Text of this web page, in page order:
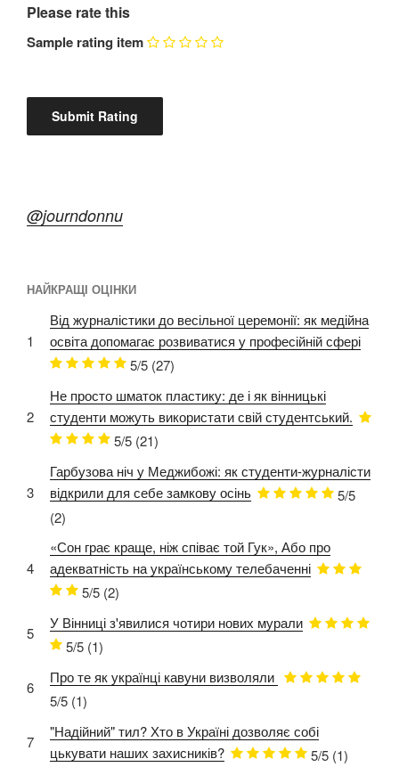
Please rate this
Sample rating item
@journdonnu
НАЙКРАЩІ ОЦІНКИ
1
Від журналістики до весільної церемонії: як медійна
освіта допомагає розвиватися у професійній сфері
5/5 (27)
2
Не просто шматок пластику: де і як вінницькі
студенти можуть використати свій студентський.
5/5 (21)
3
Гарбузова ніч у Меджибожі: як студенти-журналісти
відкрили для себе замкову осінь
5/5
(2)
4
«Сон грає краще, ніж співає той Гук», Або про
адекватність на українському телебаченні
5/5 (2)
5
У Вінниці з'явилися чотири нових мурали
5/5 (1)
6
Про те як українці кавуни визволяли
5/5 (1)
7
"Надійний" тил? Хто в Україні дозволяє собі
цькувати наших захисників?
5/5 (1)